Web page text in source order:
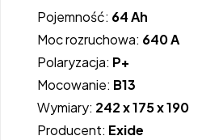
Pojemność: 64 Ah
Moc rozruchowa: 640 A
Polaryzacja: P+
Mocowanie: B13
Wymiary: 242 x 175 x 190
Producent: Exide